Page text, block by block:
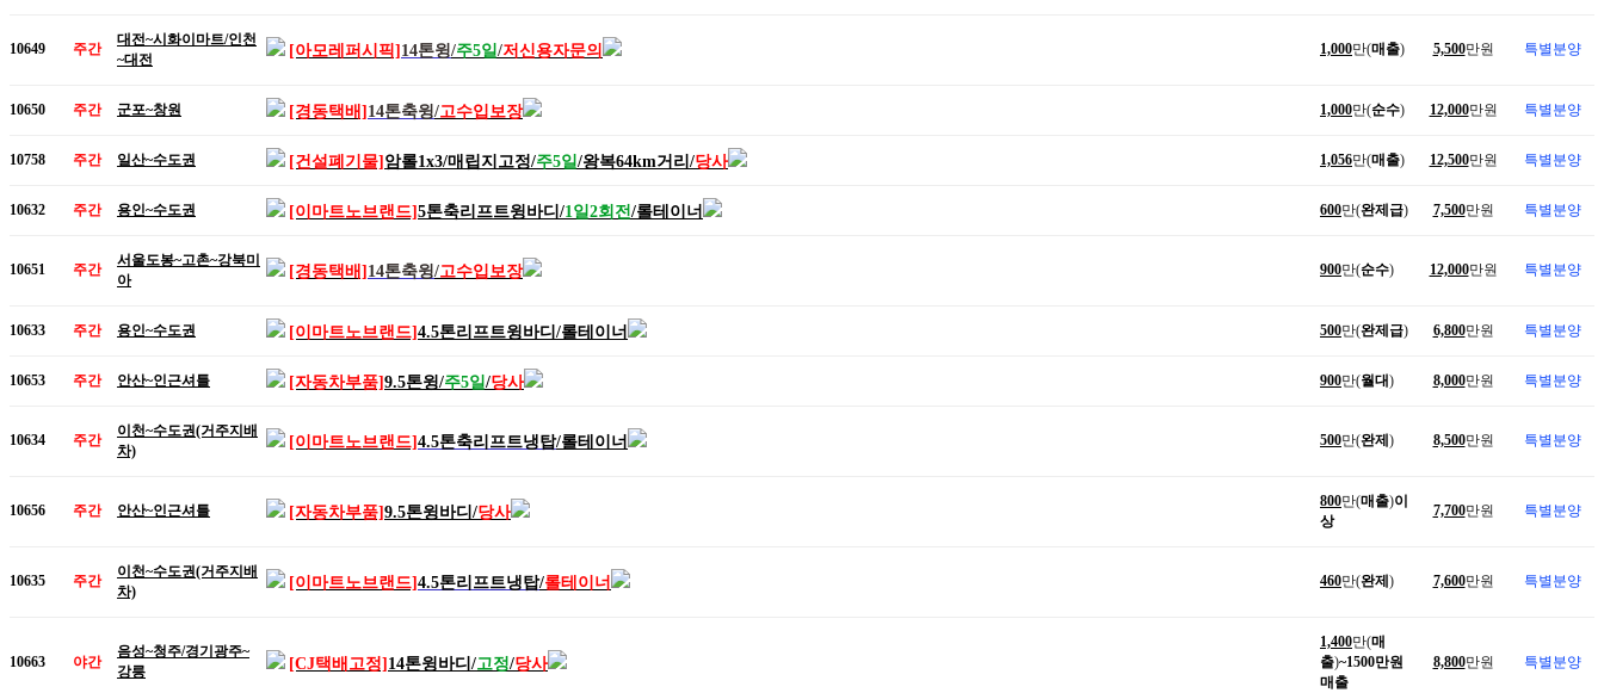
10649 주간
대전~시화이마트/인천
~대전
[아모레퍼시픽] 14톤윙/주5일/저신용자문의 1,000만(매출) 5,500만원 특별분양
10650 주간 군포~창원 [경동택배] 14톤축윙/고수입보장 1,000만(순수) 12,000만원 특별분양
10758 주간 일산~수도권 [건설폐기물] 암롤1x3/매립지고정/주5일/왕복64km거리/당사 1,056만(매출) 12,500만원 특별분양
10632 주간 용인~수도권 [이마트노브랜드] 5톤축리프트윙바디 /1일2회전/롤테이너 600만(완제급) 7,500만원 특별분양
10651 주간
서울도봉~고촌~강북미
아
[경동택배] 14톤축윙/고수입보장 900만(순수) 12,000만원 특별분양
10633 주간 용인~수도권 [이마트노브랜드] 4.5톤리프트윙바디 /롤테이너 500만(완제급) 6,800만원 특별분양
10653 주간 안산~인근셔틀 [자동차부품] 9.5톤윙/주5일/당사 900만(월대) 8,000만원 특별분양
10634 주간
이천~수도권(거주지배
차)
[이마트노브랜드] 4.5톤축리프트냉탑/롤테이너 500만(완제 ) 8,500만원 특별분양
10656 주간 안산~인근셔틀 [자동차부품] 9.5톤윙바디/당사
800만(매출)이
상
7,700만원 특별분양
10635 주간
이천~수도권(거주지배
차)
[이마트노브랜드] 4.5톤리프트냉탑/롤테이너 460만(완제 ) 7,600만원 특별분양
10663 야간
음성~청주/경기광주~
강릉
[CJ택배고정] 14톤윙바디/고정/당사
1,400만(매
출)~1500만원
매출
8,800만원 특별분양